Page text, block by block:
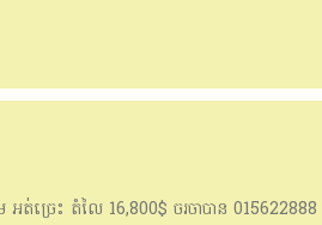
រេះ តំលៃ 16,800$ ចរចាបាន 015622888